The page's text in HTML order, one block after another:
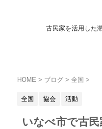
古民家を活用した
HOME > ブログ > 全国 >
全国 協会 活動
いなべ市で古